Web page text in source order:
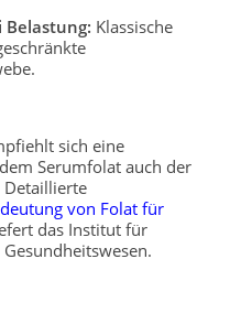
Belastung: Klassische
sich eine
Serumfolat auch der
von Folat für
das Institut für